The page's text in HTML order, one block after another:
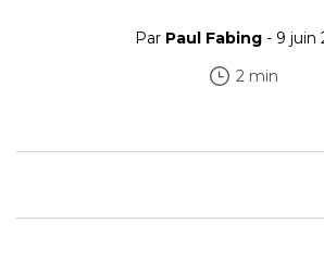
Par Paul Fabing- 9 juin
2 min